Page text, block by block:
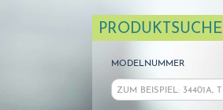
PRODUKTSUCHE
MODELNUMMER